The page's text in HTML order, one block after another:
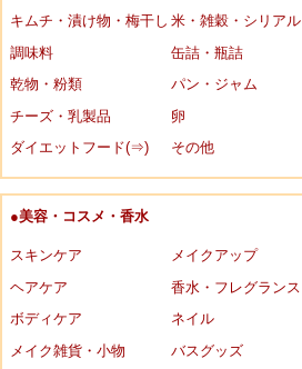
キムチ・漬け物・梅干し 米・雑穀・シリアル
調味料
缶詰・瓶詰
乾物・粉類
パン・ジャム
チーズ・乳製品
卵
ダイエットフード(⇒)
その他
●美容・コスメ・香水
スキンケア
メイクアップ
ヘアケア
香水・フレグランス
ボディケア
ネイル
メイク雑貨・小物
バスグッズ